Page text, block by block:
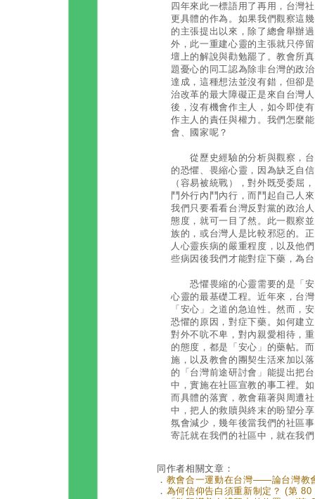
四年來此一標語用了再用，台灣
更具體的作為。如果我們觀察這
的主張提出以來，除了總會舉辦
外，此一重建心靈的主張就只停
壇上的解說與勸勉罷了。教會所
題憂心的同工認為除非台灣的政
達成，這種想法並沒有錯，但卻
治改革的最大障礙正是來自台灣
後，沒有機會作主人，如今即使
作主人的責任與權力。我們怎麼
會、國家呢？
從歷史經驗的分析與觀察，台
的恐懼、畏縮心靈，因為缺乏自
（容易被統戰），對外既受委屈
鬥外行內鬥內行，而鬥起自己人
我們只要看看台灣反對黨的政治
態度，就可一目了然。此一觀察
族的，或台灣人是比較邪惡的。
人心靈疾病的嚴重程度，以及他
些病因後我們才能對症下藥，為
恐懼畏縮的心靈需要的是「安
心靈的最基礎工程。近年來，台
「安心」之道的急迫性。然而，
恐懼的原因，對症下藥。如何建
對外不吭不卑，對內親愛相待，
的態度，都是「安心」的藥帖。
施，以及教會的團契生活來加以
的「台灣前途研討會」能提出把
中，實施在社區宣教的事工裡。
而具體的落實，教會藉著與周遭
中，把人的救贖與終末的盼望分
氛會減少，幾年後當我們的社區
寄託就在我們的社區中，就在我
同作者相關文章：
． 教會合一運動在台灣——論台灣教
． 為何信仰告白須重新制定？ (第 80